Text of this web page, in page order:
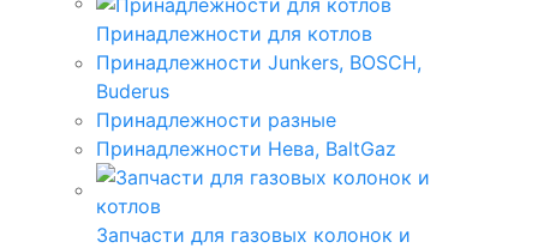
Принадлежности для котлов
Принадлежности Junkers, BOSCH,
Buderus
Принадлежности разные
Принадлежности Нева, BaltGaz
Запчасти для газовых колонок и